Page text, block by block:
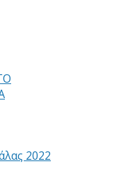
2022